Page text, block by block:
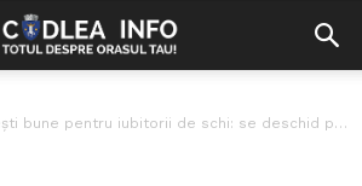
bune pentru iubitorii de schi: se deschid pârtiile din partea inferioară...